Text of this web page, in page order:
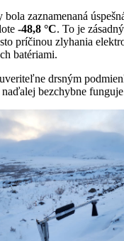
zaznamenaná
-48,8 °C. To je
príčinou zlyhania
batériami.
drsným
bezchybne